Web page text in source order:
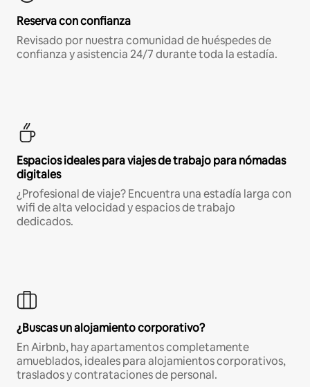
Reserva con confianza
Revisado por nuestra comunidad de huéspedes de
confianza y asistencia 24/7 durante toda la estadía.
Espacios ideales para viajes de trabajo para nómadas
digitales
¿Profesional de viaje? Encuentra una estadía larga con
wifi de alta velocidad y espacios de trabajo
dedicados.
¿Buscas un alojamiento corporativo?
En Airbnb, hay apartamentos completamente
amueblados, ideales para alojamientos corporativos,
traslados y contrataciones de personal.